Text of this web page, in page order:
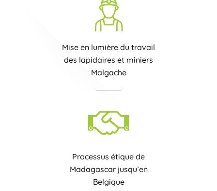
Mise en lumière du travail
des lapidaires et miniers
Malgache
Processus étique de
Madagascar jusqu’en
Belgique